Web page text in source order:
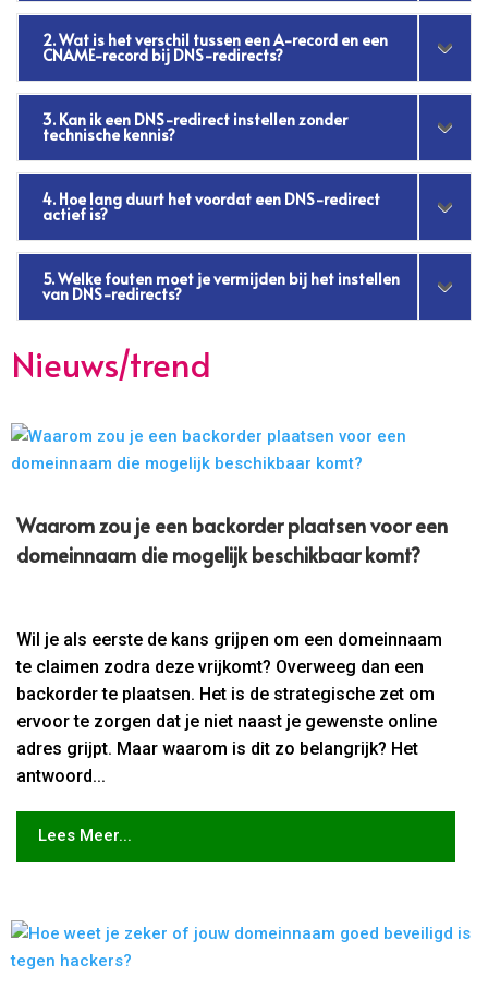
2. Wat is het verschil tussen een A-record en een
CNAME-record bij DNS-redirects?
3. Kan ik een DNS-redirect instellen zonder
technische kennis?
4. Hoe lang duurt het voordat een DNS-redirect
actief is?
5. Welke fouten moet je vermijden bij het instellen
van DNS-redirects?
Nieuws/trend
Waarom zou je een backorder plaatsen voor een
domeinnaam die mogelijk beschikbaar komt?
Wil je als eerste de kans grijpen om een domeinnaam
te claimen zodra deze vrijkomt? Overweeg dan een
backorder te plaatsen. Het is de strategische zet om
ervoor te zorgen dat je niet naast je gewenste online
adres grijpt. Maar waarom is dit zo belangrijk? Het
antwoord...
Lees Meer...